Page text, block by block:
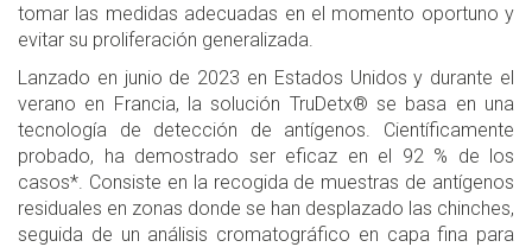
tomar las medidas adecuadas en el momento oportuno y
evitar su proliferación generalizada.
Lanzado en junio de 2023 en Estados Unidos y durante el
verano en Francia, la solución TruDetx® se basa en una
tecnología de detección de antígenos. Científicamente
probado, ha demostrado ser eficaz en el 92 % de los
casos*. Consiste en la recogida de muestras de antígenos
residuales en zonas donde se han desplazado las chinches,
seguida de un análisis cromatográfico en capa fina para